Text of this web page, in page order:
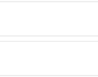
série